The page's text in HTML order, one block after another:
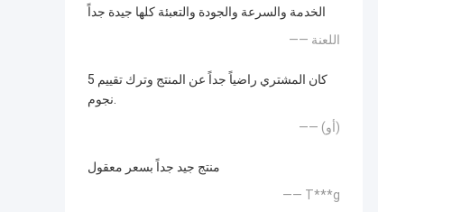
الخدمة والسرعة والجودة والتعبئة كلها جيدة جداً
—— اللعنة
كان المشتري راضياً جداً عن المنتج وترك تقييم 5
نجوم.
—— (أو)
منتج جيد جداً بسعر معقول
—— T***g